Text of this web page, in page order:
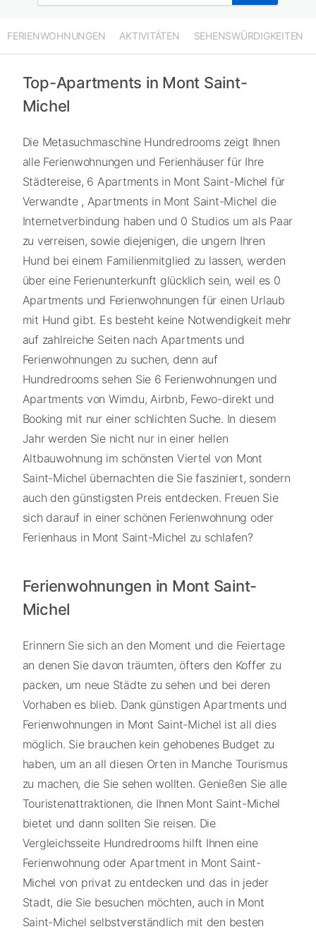
FERIENWOHNUNGEN AKTIVITÄTEN SEHENSWÜRDIGKEITEN
Top-Apartments in Mont Saint-
Michel
Die Metasuchmaschine Hundredrooms zeigt Ihnen
alle Ferienwohnungen und Ferienhäuser für Ihre
Städtereise, 6 Apartments in Mont Saint-Michel für
Verwandte , Apartments in Mont Saint-Michel die
Internetverbindung haben und 0 Studios um als Paar
zu verreisen, sowie diejenigen, die ungern Ihren
Hund bei einem Familienmitglied zu lassen, werden
über eine Ferienunterkunft glücklich sein, weil es 0
Apartments und Ferienwohnungen für einen Urlaub
mit Hund gibt. Es besteht keine Notwendigkeit mehr
auf zahlreiche Seiten nach Apartments und
Ferienwohnungen zu suchen, denn auf
Hundredrooms sehen Sie 6 Ferienwohnungen und
Apartments von Wimdu, Airbnb, Fewo-direkt und
Booking mit nur einer schlichten Suche. In diesem
Jahr werden Sie nicht nur in einer hellen
Altbauwohnung im schönsten Viertel von Mont
Saint-Michel übernachten die Sie fasziniert, sondern
auch den günstigsten Preis entdecken. Freuen Sie
sich darauf in einer schönen Ferienwohnung oder
Ferienhaus in Mont Saint-Michel zu schlafen?
Ferienwohnungen in Mont Saint-
Michel
Erinnern Sie sich an den Moment und die Feiertage
an denen Sie davon träumten, öfters den Koffer zu
packen, um neue Städte zu sehen und bei deren
Vorhaben es blieb. Dank günstigen Apartments und
Ferienwohnungen in Mont Saint-Michel ist all dies
möglich. Sie brauchen kein gehobenes Budget zu
haben, um an all diesen Orten in Manche Tourismus
zu machen, die Sie sehen wollten. Genießen Sie alle
Touristenattraktionen, die Ihnen Mont Saint-Michel
bietet und dann sollten Sie reisen. Die
Vergleichsseite Hundredrooms hilft Ihnen eine
Ferienwohnung oder Apartment in Mont Saint-
Michel von privat zu entdecken und das in jeder
Stadt, die Sie besuchen möchten, auch in Mont
Saint-Michel selbstverständlich mit den besten